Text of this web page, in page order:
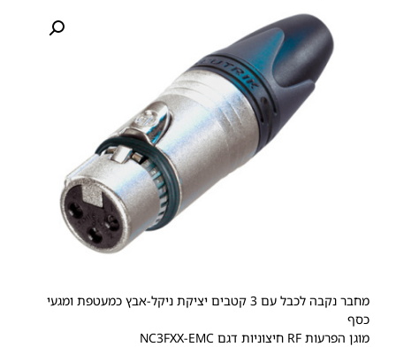
מחבר נקבה לכבל עם 3 קטבים יציקת ניקל-אבץ כמעטפת ומגעי
כסף
מוגן הפרעות RF חיצוניות דגם NC3FXX-EMC